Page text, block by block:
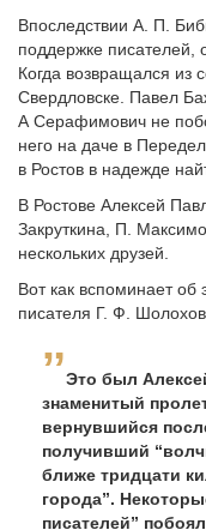
Впоследствии А. П.
поддержке писателей,
Когда возвращался из
Свердловске. Павел
А Серафимович не
него на даче в
в Ростов в надежде
В Ростове Алексей
Закруткина, П.
нескольких друзей.
Вот как вспоминает
писателя Г. Ф.
Это был
знаменитый
вернувшийся
получивший
ближе тридцати
города”.
писателей”